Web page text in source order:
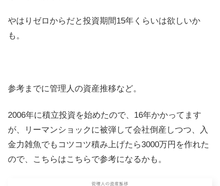
やはりゼロからだと投資期間15年くらいは欲しいか
も。
参考までに管理人の資産推移など。
2006年に積立投資を始めたので、16年かかってます
が、リーマンショックに被弾して会社倒産しつつ、入
金力雑魚でもコツコツ積み上げたら3000万円を作れた
ので、こちらはこちらで参考になるかも。